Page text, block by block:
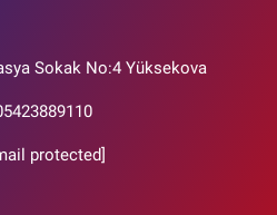
Sokak No:4 Yüksekova
protected]